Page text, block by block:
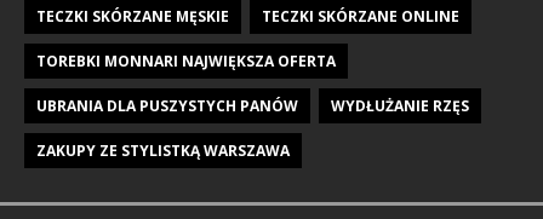
TECZKI SKÓRZANE MĘSKIE TECZKI SKÓRZANE ONLINE
TOREBKI MONNARI NAJWIĘKSZA OFERTA
UBRANIA DLA PUSZYSTYCH PANÓW WYDŁUŻANIE RZĘS
ZAKUPY ZE STYLISTKĄ WARSZAWA